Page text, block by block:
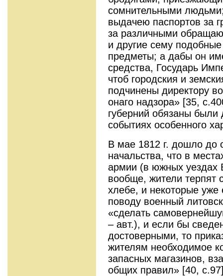
сомнительными
выдачею паспортов за
за различными
и другие сему
предметы; а дабы он
средства, Государь
чтоб городския и
подчинены директору
онаго надзора» [35,
губерний обязаны были
событиях особенного
В мае 1812 г. дошло до
начальства, что в
армии (в южных уездах
вообще, жители
хлебе, и некоторые
поводу военный
«сделать
– авт.), и если бы
достоверными, то
жителям необходимое
запасных магазинов,
общих правил» [40,